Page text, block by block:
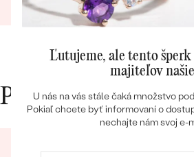
Bestsellery
08.03.2024 Zobraziť
Prečo nakupovať v
Ľutujeme, ale tento šperk
majiteľov
U nás na vás stále čaká množstvo
Pokiaľ chcete byť informovaní o
nechajte nám svoj e-